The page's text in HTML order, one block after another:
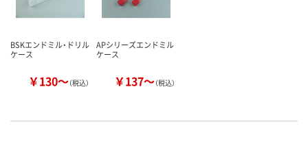
BSKエンドミル・ドリル
ケース
￥130～（税込）
APシリーズエンドミル
ケース
￥137～（税込）